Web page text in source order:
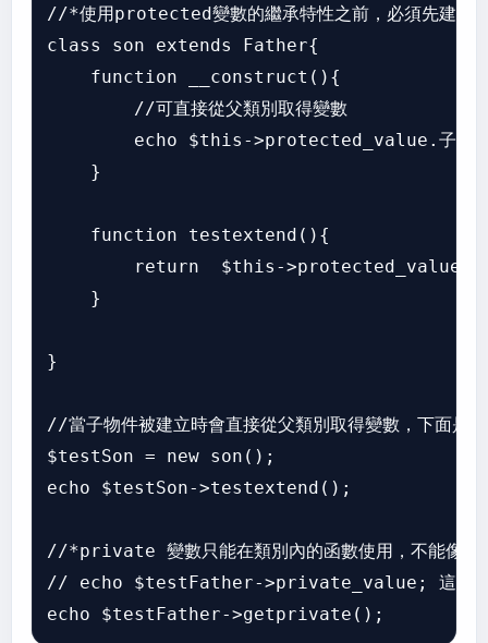
//*使用protected變數的繼承特性之前，必須先建立子
class son extends Father{
    function __construct(){
        //可直接從父類別取得變數
echo $this->protected_value.子類
    }
    function testextend(){
return  $this->protected_value.
    }
}
//當子物件被建立時會直接從父類別取得變數，下面是
$testSon = new son();
echo $testSon->testextend();
//*private 變數只能在類別內的函數使用，不能像
// echo $testFather->private_value; 這行會